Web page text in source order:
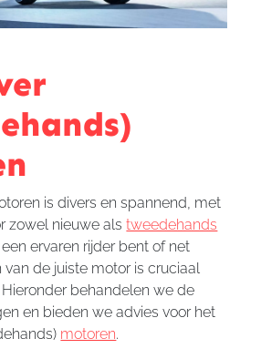
is divers en spannend, met
zowel nieuwe alstweedehands
een ervaren rijder bent of net
van de juiste motor is cruciaal
Hieronder behandelen we de
en bieden we advies voor het
motoren.